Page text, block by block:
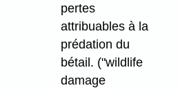
pertes
attribuables à la
prédation du
bétail. ("wildlife
damage